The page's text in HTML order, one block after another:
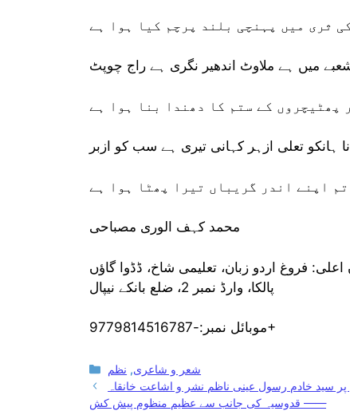
ثری میں پہنچی بلند پرچم کیا ہوا ہے
میں ہے ملاوٹ اندھیر نگری ہے راج چوپٹ
پھٹیچروں کے ستم کا دھندا بنا ہوا ہے
ہانکو تعلی ازہر کہانی تیری ہے سب کو ازبر
اپنے اندر گریباں تیرا پھٹا ہوا ہے
محمد کہف الوری مصباحی
فروغ اردو زبان، تعلیمی شاخ، ڈڈوا گاؤں
پالکا، وارڈ نمبر 2، ضلع بانکے نیپال
موبائل نمبر:-9779814516787+
Categories
شعر و شاعری, نظم
خادم رسول عینی ناظم نشر و اشاعت خانقاہ
قدوسیہ کی جانب سے عظیم منظوم پیش کش ——